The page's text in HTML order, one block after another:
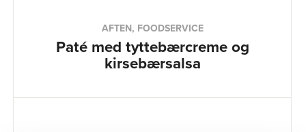
AFTEN, FOODSERVICE
Paté med tyttebærcreme og
kirsebærsalsa